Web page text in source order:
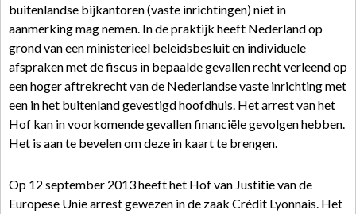
buitenlandse bijkantoren (vaste inrichtingen) niet in
aanmerking mag nemen. In de praktijk heeft Nederland op
grond van een ministerieel beleidsbesluit en individuele
afspraken met de fiscus in bepaalde gevallen recht verleend op
een hoger aftrekrecht van de Nederlandse vaste inrichting met
een in het buitenland gevestigd hoofdhuis. Het arrest van het
Hof kan in voorkomende gevallen financiële gevolgen hebben.
Het is aan te bevelen om deze in kaart te brengen.
Op 12 september 2013 heeft het Hof van Justitie van de
Europese Unie arrest gewezen in de zaak Crédit Lyonnais. Het